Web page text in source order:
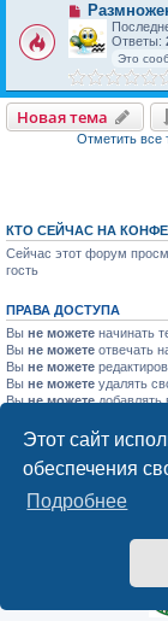
Этот сайт
обеспечения
Подробнее
Ответы:
Это
Новая тема
Отметить все
КТО СЕЙЧАС НА
Сейчас этот форум
гость
ПРАВА ДОСТУПА
Вы не можете начинать
Вы не можете отвечать
Вы не можете
Вы не можете удалять
Выне можетедобавлять
Главная страница